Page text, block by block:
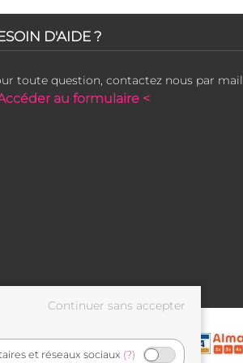
D'AIDE ?
toute question, contactez nous par mail
au formulaire <
et réseaux sociaux (?)